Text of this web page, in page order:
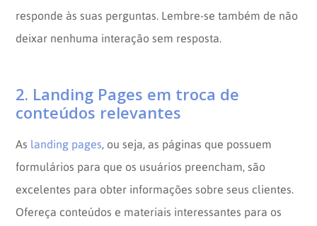
responde às suas perguntas. Lembre-se também de não
deixar nenhuma interação sem resposta.
2. Landing Pages em troca de
conteúdos relevantes
As landing pages, ou seja, as páginas que possuem
formulários para que os usuários preencham, são
excelentes para obter informações sobre seus clientes.
Ofereça conteúdos e materiais interessantes para os